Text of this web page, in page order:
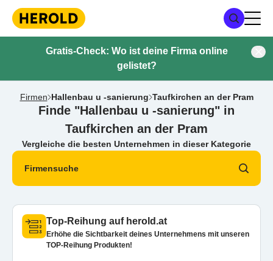
Gratis-Check: Wo ist deine Firma online
gelistet?
Firmen Hallenbau u -sanierung Taufkirchen an der Pram
Finde "Hallenbau u -sanierung" in
Taufkirchen an der Pram
Vergleiche die besten Unternehmen in dieser Kategorie
Firmensuche
Top-Reihung auf herold.at
Erhöhe die Sichtbarkeit deines Unternehmens mit unseren
TOP-Reihung Produkten!